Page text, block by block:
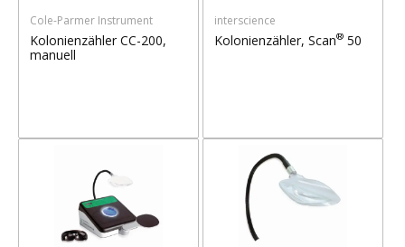
Cole-Parmer Instrument
Kolonienzähler CC-200,
manuell
interscience
Kolonienzähler, Scan®50